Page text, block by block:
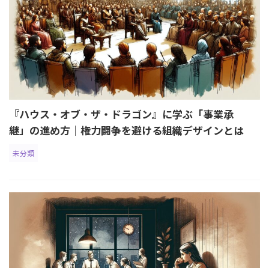
『ハウス・オブ・ザ・ドラゴン』に学ぶ「事業承
継」の進め方｜権力闘争を避ける組織デザインとは
未分類